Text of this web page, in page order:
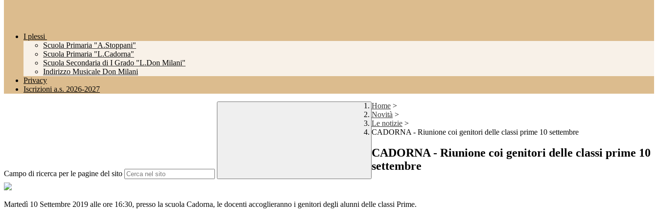
I plessi
Scuola Primaria "A.Stoppani"
Scuola Primaria "L.Cadorna"
Scuola Secondaria di I Grado "L.Don Milani"
Indirizzo Musicale Don Milani
Privacy
Iscrizioni a.s. 2026-2027
Campo di ricerca per le pagine del sito
Home >
Novità >
Le notizie >
CADORNA - Riunione coi genitori delle classi prime 10 settembre
CADORNA - Riunione coi genitori delle classi prime 10
settembre
Martedì 10 Settembre 2019 alle ore 16:30, presso la scuola Cadorna, le docenti accoglieranno i genitori degli alunni delle classi Prime.